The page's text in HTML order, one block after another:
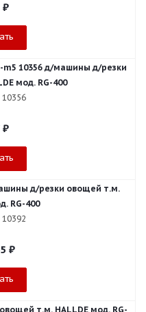
₽
m5 10356 д/машины д/резки
мод. RG-400
10356
₽
д/резки овощей т.м.
RG-400
10392
₽
т.м. HALLDE мод. RG-